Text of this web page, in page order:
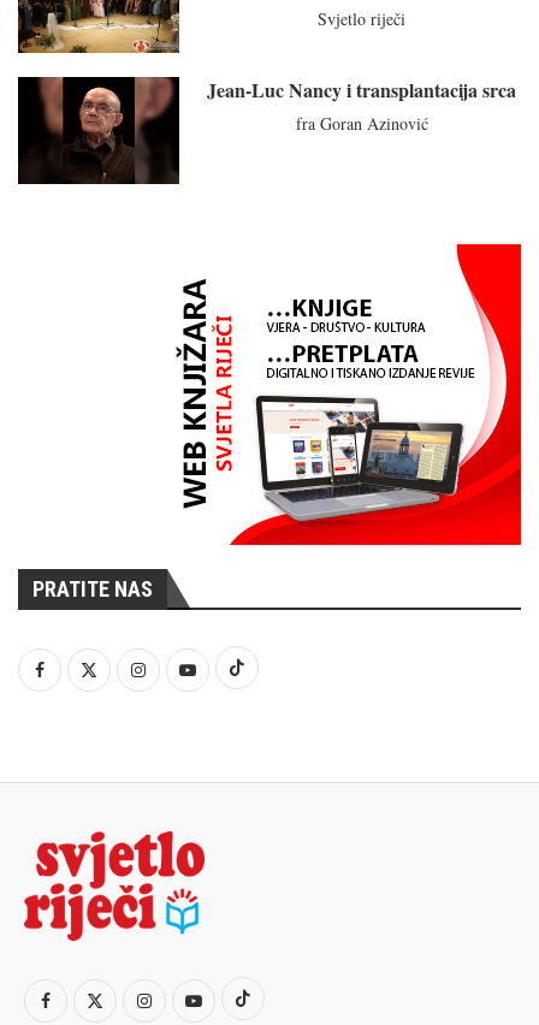
Svjetlo riječi
Jean-Luc Nancy i transplantacija srca
fra Goran Azinović
PRATITE NAS